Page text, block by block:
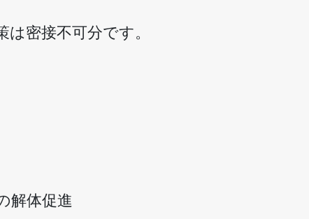
密接不可分です。
解体促進